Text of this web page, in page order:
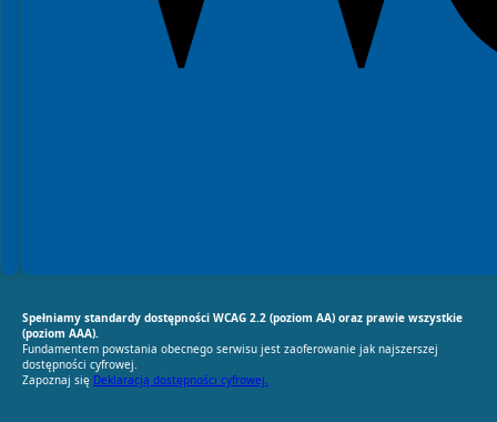
Spełniamy standardy dostępności WCAG 2.2 (poziom AA) oraz prawie wszystkie
(poziom AAA).
Fundamentem powstania obecnego serwisu jest zaoferowanie jak najszerszej
dostępności cyfrowej.
Zapoznaj się Deklaracją dostępności cyfrowej.